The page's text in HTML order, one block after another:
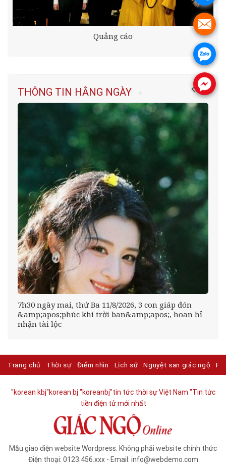
Quảng cáo
THÔNG TIN HẰNG NGÀY
7h30 ngày mai, thứ Ba 11/8/2026, 3 con giáp đón
&amp;apos;phúc khí trời ban&amp;apos;, hoan hỉ
nhận tài lộc
Trang chủ Thời sự Điểm nhìn Lịch sử Nguyệt san giác ngộ
"korean kbj​"korean bj "koreanbj​"tin tức thời sự Việt Nam "Tin tức
tiền điện tử mới nhất​
Mẫu giao diện website Wordpress. Không phải website chính thức
Điện thoại: 0123.456.xxx - Email: info@webdemo.com
.
.
.